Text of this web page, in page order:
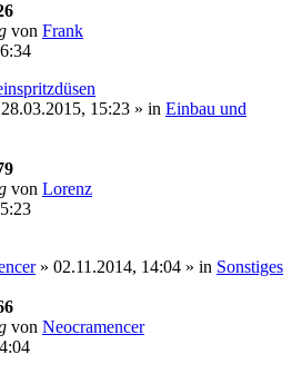
von Frank
28.03.2015, 15:23 » in Einbau und
von Lorenz
» 02.11.2014, 14:04 » in Sonstiges
von Neocramencer